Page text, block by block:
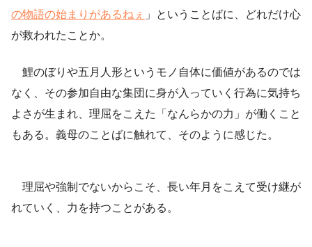
の物語の始まりがあるねぇ 」ということばに、どれだけ心
が救われたことか。
鯉のぼりや五月人形というモノ自体に価値があるのでは
なく、その参加自由な集団に身が入っていく行為に気持ち
よさが生まれ、理屈をこえた「なんらかの力」が働くこと
もある。義母のことばに触れて、そのように感じた。
理屈や強制でないからこそ、長い年月をこえて受け継が
れていく、力を持つことがある。